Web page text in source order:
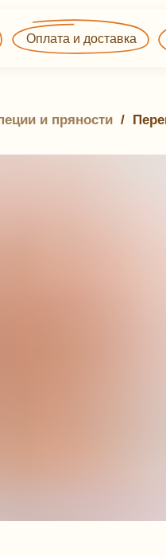
и доставка О нас
и пряности /